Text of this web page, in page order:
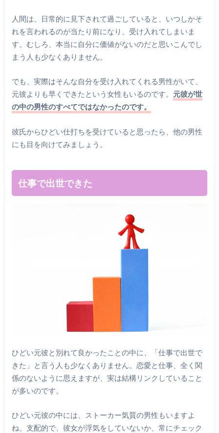
人間は、日常的に見下されて過ごしていると、いつしかそ
れを言われるのが当たり前になり、受け入れてしまいま
す。むしろ、本当に自分に価値がないのだと思いこんでし
まう人も少なくありません。
でも、実際はそんな自分を受け入れてくれる男性がいて、
元彼よりも早くできたという女性もいるのです。 元彼が世
の中の男性のすべてではなかったのです。
彼氏からひどい仕打ちを受けていると思ったら、他の男性
にも目を向けてみましょう。
仕事で出世できた
ひどい元彼と別れて良かったことの中に、「仕事で出世で
きた」と言う人も少なくありません。恋愛と仕事、全く関
係のないように思えますが、実は結構リンクしていること
が多いのです。
ひどい元彼の中には、ストーカー気質の男性もいますよ
ね。支配的で、彼女が浮気をしていないか、常にチェック